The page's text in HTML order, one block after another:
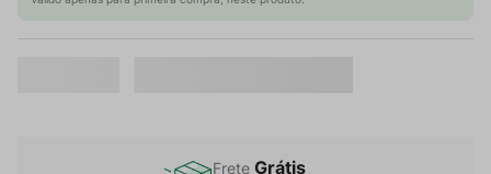
Frete Grátis